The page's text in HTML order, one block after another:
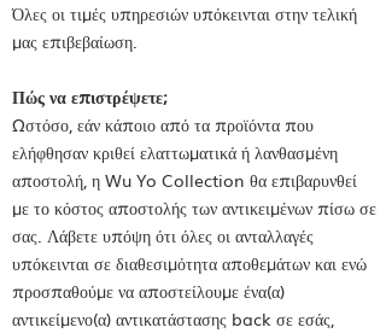
Όλες οι τιμές υπηρεσιών υπόκεινται στην τελική
μας επιβεβαίωση.
Πώς να επιστρέψετε;
Ωστόσο, εάν κάποιο από τα προϊόντα που
ελήφθησαν κριθεί ελαττωματικά ή λανθασμένη
αποστολή, η Wu Yo Collection θα επιβαρυνθεί
με το κόστος αποστολής των αντικειμένων πίσω σε
σας. Λάβετε υπόψη ότι όλες οι ανταλλαγές
υπόκεινται σε διαθεσιμότητα αποθεμάτων και ενώ
προσπαθούμε να αποστείλουμε ένα(α)
αντικείμενο(α) αντικατάστασης back σε εσάς,